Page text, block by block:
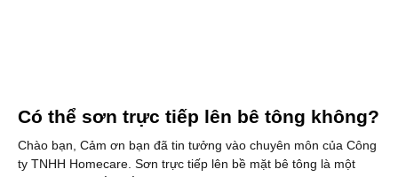
Có thể sơn trực tiếp lên bê tông không?
Chào bạn, Cảm ơn bạn đã tin tưởng vào chuyên môn của Công
ty TNHH Homecare. Sơn trực tiếp lên bề mặt bê tông là một